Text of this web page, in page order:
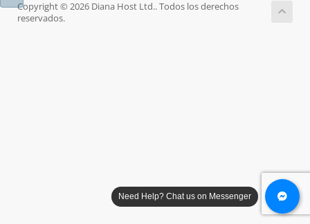
Copyright © 2026 Diana Host Ltd.. Todos los derechos
reservados.
Need Help? Chat us on Messenger